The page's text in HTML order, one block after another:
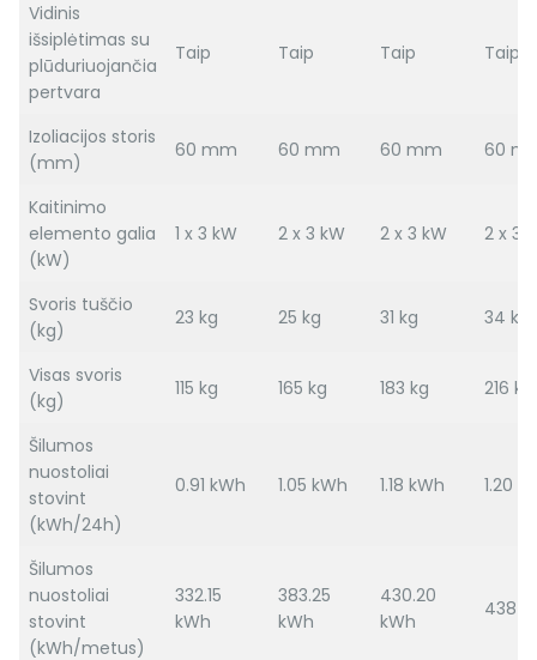
Vidinis
išsiplėtimas su
plūduriuojančia
pertvara
Taip Taip Taip Taip
Izoliacijos storis
(mm)
60 mm 60 mm 60 mm 60
Kaitinimo
elemento galia
(kW)
1 x 3 kW 2 x 3 kW 2 x 3 kW 2 x 3
Svoris tuščio
(kg)
23 kg 25 kg 31 kg 34 kg
Visas svoris
(kg)
115 kg 165 kg 183 kg 216 kg
Šilumos
nuostoliai
stovint
(kWh/24h)
0.91 kWh 1.05 kWh 1.18 kWh 1.20
Šilumos
nuostoliai
stovint
(kWh/metus)
332.15
kWh
383.25
kWh
430.20
kWh
438